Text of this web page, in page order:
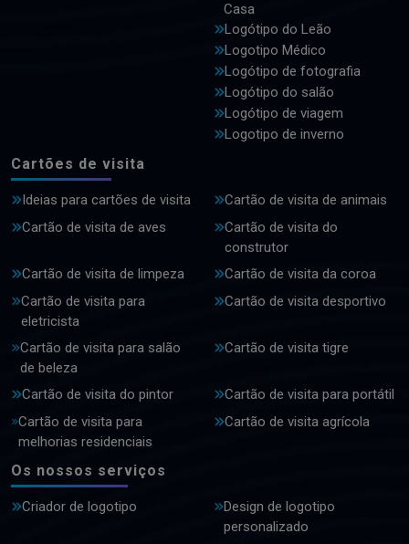
Casa
Logótipo do Leão
Logotipo Médico
Logótipo de fotografia
Logótipo do salão
Logótipo de viagem
Logotipo de inverno
Cartões de visita
Ideias para cartões de visita
Cartão de visita de animais
Cartão de visita de aves
Cartão de visita do
construtor
Cartão de visita de limpeza
Cartão de visita da coroa
Cartão de visita para
eletricista
Cartão de visita desportivo
Cartão de visita para salão
de beleza
Cartão de visita tigre
Cartão de visita do pintor
Cartão de visita para portátil
Cartão de visita para
melhorias residenciais
Cartão de visita agrícola
Os nossos serviços
Criador de logotipo
Design de logotipo
personalizado